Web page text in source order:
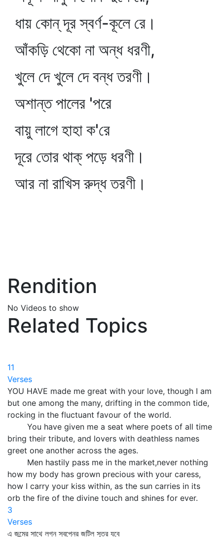
ধায় কোন্‌ দূর স্বর্ণ-কূলে রে।
আঁকড়ি থেকো না অন্ধ ধরণী,
খুলে দে খুলে দে বন্ধ তরণী।
অশান্ত পালের 'পরে
বায়ু লাগে হাহা ক'রে
দূরে তোর থাক্‌ পড়ে ধরণী।
আর না রাখিস রুদ্ধ তরণী।
Rendition
No Videos to show
Related Topics
11
Verses
YOU HAVE made me great with your love, though I am
but one among the many, drifting in the common tide,
rocking in the fluctuant favour of the world.
You have given me a seat where poets of all time
bring their tribute, and lovers with deathless names
greet one another across the ages.
Men hastily pass me in the market,never nothing
how my body has grown precious with your caress,
how I carry your kiss within, as the sun carries in its
orb the fire of the divine touch and shines for ever.
3
Verses
এ জন্মের সাথে লগ্ন স্বপ্নের জটিল সূত্র যবে